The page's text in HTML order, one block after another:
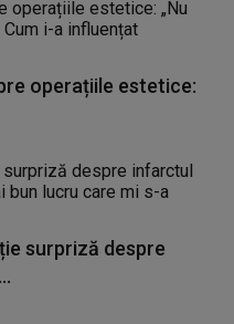
operațiile estetice:
surpriză despre